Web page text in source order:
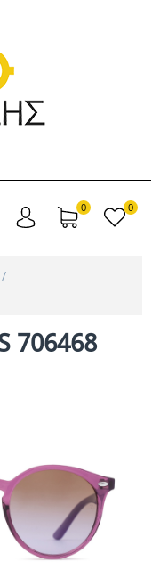
0 0
/
706468